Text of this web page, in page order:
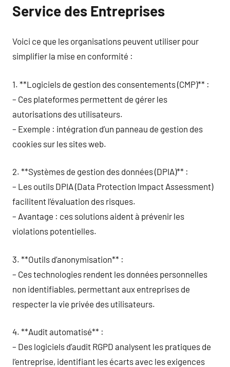
Service des Entreprises
Voici ce que les organisations peuvent utiliser pour
simplifier la mise en conformité :
1. **Logiciels de gestion des consentements (CMP)** :
– Ces plateformes permettent de gérer les
autorisations des utilisateurs.
– Exemple : intégration d’un panneau de gestion des
cookies sur les sites web.
2. **Systèmes de gestion des données (DPIA)** :
– Les outils DPIA (Data Protection Impact Assessment)
facilitent l’évaluation des risques.
– Avantage : ces solutions aident à prévenir les
violations potentielles.
3. **Outils d’anonymisation** :
– Ces technologies rendent les données personnelles
non identifiables, permettant aux entreprises de
respecter la vie privée des utilisateurs.
4. **Audit automatisé** :
– Des logiciels d’audit RGPD analysent les pratiques de
l’entreprise, identifiant les écarts avec les exigences